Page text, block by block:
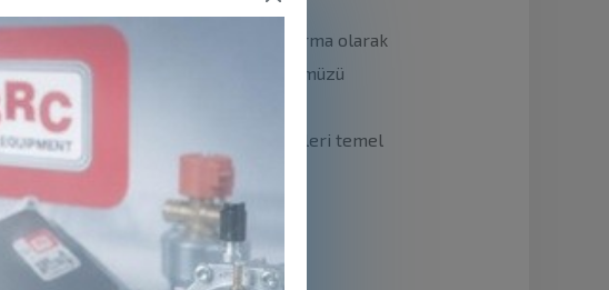
CNG Mühendisliği konusunda lider firma olarak
sektörümüzde öncü ve yenilikçi rolümüzü
uygun olarak aşağıdaki değerleri temel